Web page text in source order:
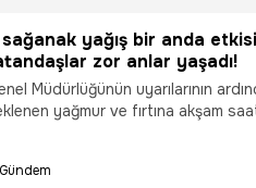
hava nasıl olacak? Hangi illerde
dakika hava durumu
yağış bir anda
zor anlar yaşadı!
Müdürlüğünün uyarılarının
yağmur ve fırtına akşam
çekerken, bazı
Gündem